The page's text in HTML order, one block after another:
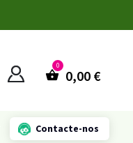
0,00 €
Contacte-nos